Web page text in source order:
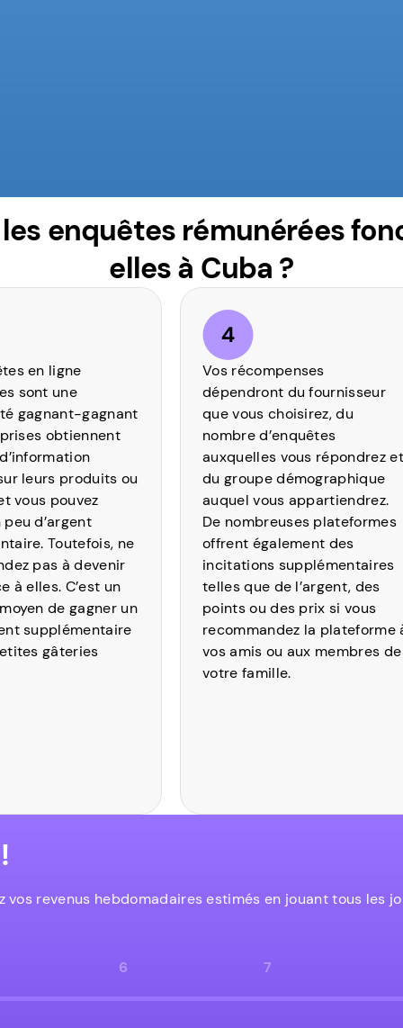
enquêtes rémunérées
elles à Cuba ?
en ligne
sont une
gagnant-gagnant
obtiennent
leurs produits ou
vous pouvez
d’argent
Toutefois, ne
pas à devenir
à elles. C’est un
de gagner un
supplémentaire
gâteries
Vos récompenses
dépendront du fournisseur
que vous choisirez, du
nombre d’enquêtes
auxquelles vous répondrez et
du groupe démographique
auquel vous appartiendrez.
De nombreuses plateformes
offrent également des
incitations supplémentaires
telles que de l’argent, des
points ou des prix si vous
recommandez la plateforme
vos amis ou aux membres de
votre famille.
vos revenus hebdomadaires estimés en jouant tous les
6 7